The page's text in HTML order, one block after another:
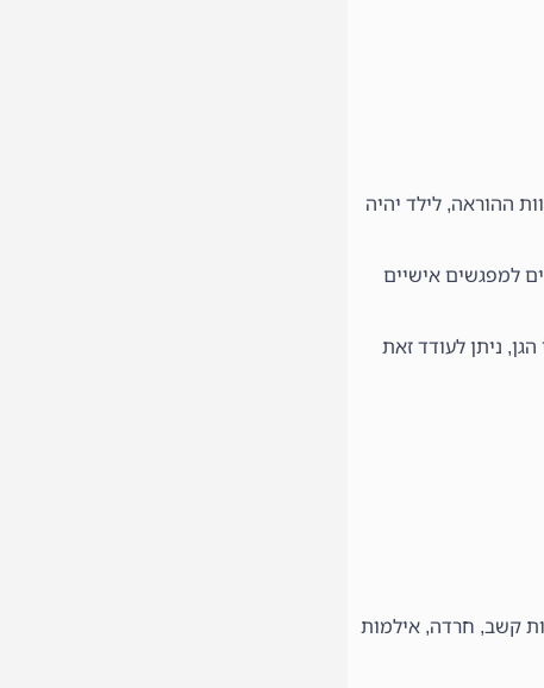
ההוראה, לילד יהיה
למפגשים אישיים
ניתן לעודד זאת
קשב, חרדה, אילמות